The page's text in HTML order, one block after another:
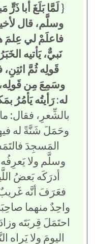
{ لَمَّا بَلَغَ أبا
وسلَّم، قال
فاعلَمْ لي عِلمَ
نَبيٌّ، يَأتيه
قَولِه ثُمَّ
وسَمِعَ مِن
له: رَأيتُه يَأمُرُ
بالشِّعرِ، فقال:
وحَمَلَ شَنَّةً له
المَسجِدَ
وسلَّم ولا
أدرَكَه بَعضُ
فعَرَفَ أنَّه
واحِدٌ منهما
احتَمَلَ قِربَتَه
اليومَ ولا يَراه